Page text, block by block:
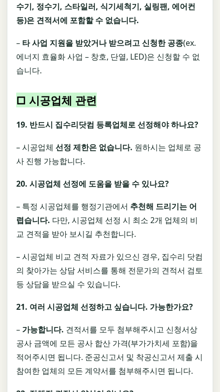
수기, 정수기, 스타일러, 식기세척기, 실링팬, 에어컨
등)은 견적서에 포함할 수 없습니다.
– 타 사업 지원을 받았거나 받으려고 신청한 공종(ex.
에너지 효율화 사업 – 창호, 단열, LED)은 신청할 수 없
습니다.
□ 시공업체 관련
19. 반드시 집수리닷컴 등록업체로 선정해야 하나요?
– 시공업체 선정 제한은 없습니다. 원하시는 업체로 공
사 진행 가능합니다.
20. 시공업체 선정에 도움을 받을 수 있나요?
– 특정 시공업체를 행정기관에서 추천해 드리기는 어
렵습니다. 다만, 시공업체 선정 시 최소 2개 업체의 비
교 견적을 받아 보시길 추천합니다.
– 시공업체 비교 견적 자료가 있으신 경우, 집수리 닷컴
의 찾아가는 상담 서비스를 통해 전문가의 견적서 검토
등 상담을 받으실 수 있습니다.
21. 여러 시공업체 선정하고 싶습니다. 가능한가요?
– 가능합니다. 견적서를 모두 첨부해주시고 신청서상
공사 금액에 모든 공사 합산 가격(부가가치세 포함)을
적어주시면 됩니다. 준공신고서 및 착공신고서 제출 시
참여한 업체의 모든 계약서를 첨부해주시면 됩니다.